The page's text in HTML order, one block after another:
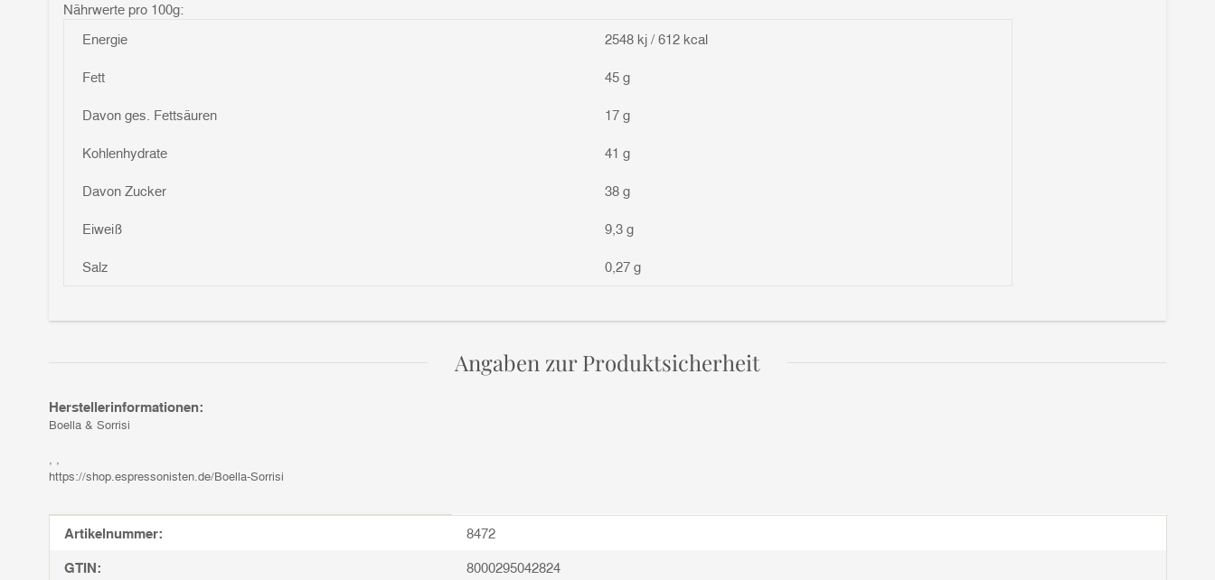
Nährwerte pro 100g:
Energie
2548 kj / 612 kcal
Fett 45 g
Davon ges. Fettsäuren 17 g
Kohlenhydrate 41 g
Davon Zucker 38 g
Eiweiß 9,3 g
Salz 0,27 g
Angaben zur Produktsicherheit
Herstellerinformationen:
Boella & Sorrisi
https://shop.espressonisten.de/Boella-Sorrisi
Produkteigenschaft
Wert
Artikelnummer: 8472
GTIN: 8000295042824